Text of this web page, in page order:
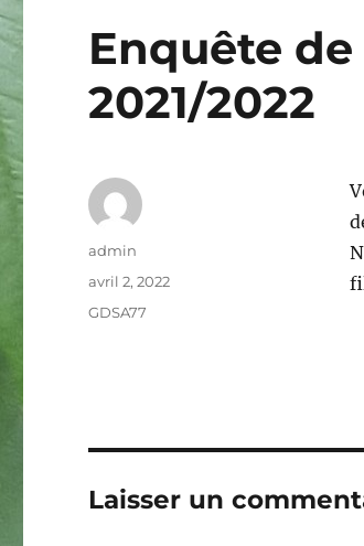
Enquête
2021/2022
Auteur
admin
Publié
avril 2, 2022
Catégories
GDSA77
Laisser un